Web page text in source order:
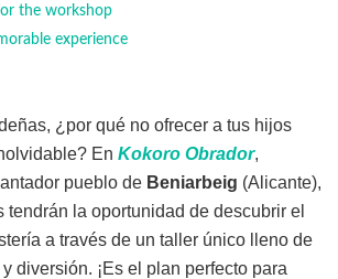
the workshop
experience
¿por qué no ofrecer a tus hijos
En Kokoro Obrador,
pueblo de Beniarbeig (Alicante),
tendrán la oportunidad de descubrir el
a través de un taller único lleno de
diversión. ¡Es el plan perfecto para